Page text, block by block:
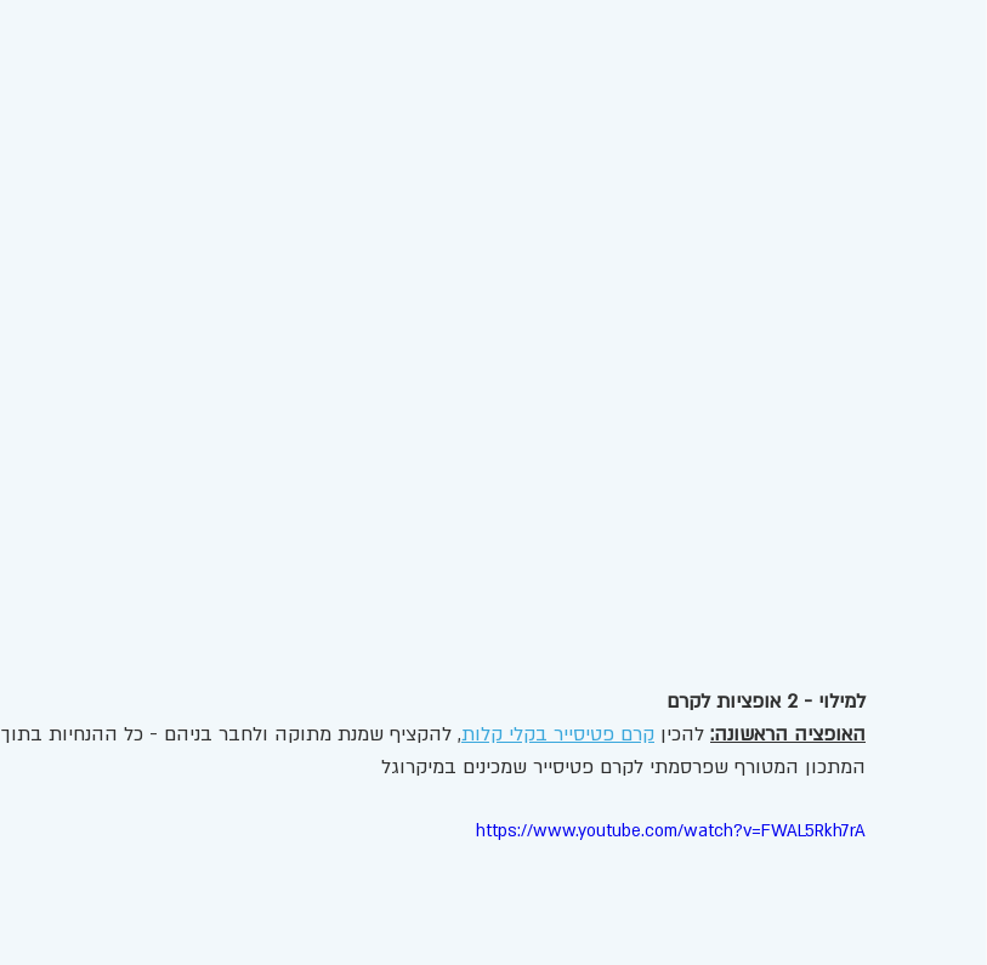
למילוי - 2 אופציות לקרם
האופציה הראשונה: להכין קרם פטיסייר בקלי קלות, להקציף שמנת מתוקה ולחבר בניהם - כל ההנחיות בתוך
המתכון המטורף שפרסמתי לקרם פטיסייר שמכינים במיקרוגל
https://www.youtube.com/watch?v=FWAL5Rkh7rA